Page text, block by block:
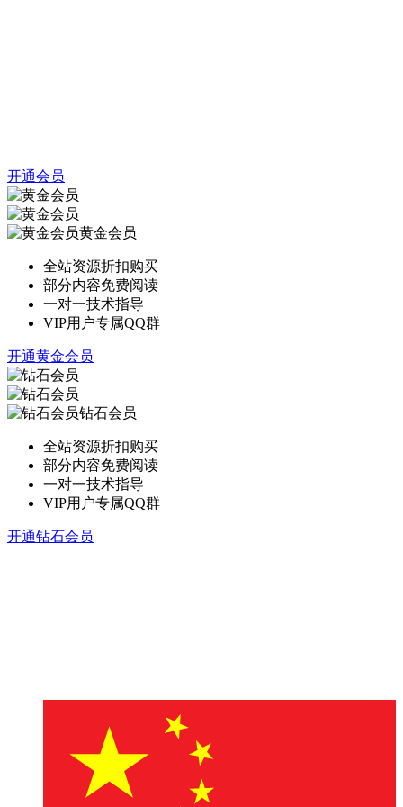
开通会员
黄金会员
全站资源折扣购买
部分内容免费阅读
一对一技术指导
VIP用户专属QQ群
开通黄金会员
钻石会员
全站资源折扣购买
部分内容免费阅读
一对一技术指导
VIP用户专属QQ群
开通钻石会员